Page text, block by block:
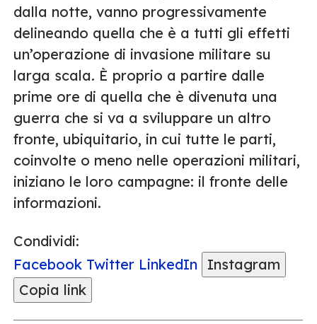
dalla notte, vanno progressivamente
delineando quella che è a tutti gli effetti
un’operazione di invasione militare su
larga scala. È proprio a partire dalle
prime ore di quella che è divenuta una
guerra che si va a sviluppare un altro
fronte, ubiquitario, in cui tutte le parti,
coinvolte o meno nelle operazioni militari,
iniziano le loro campagne: il fronte delle
informazioni.
Condividi:
Facebook Twitter LinkedIn
Instagram
Copia link